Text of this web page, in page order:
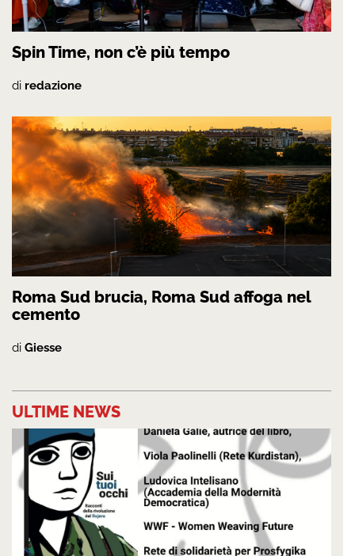
Spin Time, non c’è più tempo
di redazione
Roma Sud brucia, Roma Sud affoga nel
cemento
di Giesse
ULTIME NEWS